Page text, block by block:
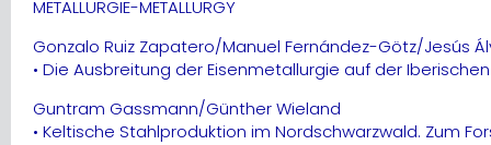
METALLURGIE-METALLURGY
Gonzalo Ruiz Zapatero/Manuel Fernández-Götz/Jesús
• Die Ausbreitung der Eisenmetallurgie auf der
Guntram Gassmann/Günther Wieland
• Keltische Stahlproduktion im Nordschwarzwald. Zum